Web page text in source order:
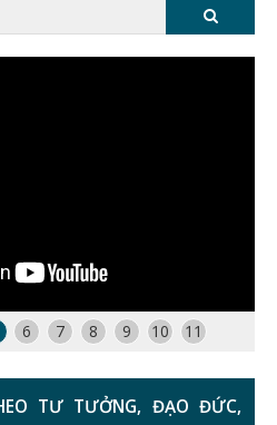
6 7 8 9 10 11
TƯ TƯỞNG, ĐẠO ĐỨC,